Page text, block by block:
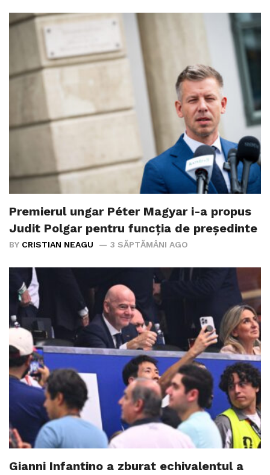
Premierul ungar Péter Magyar i-a propus
Judit Polgar pentru funcția de președinte
BY CRISTIAN NEAGU 3 SĂPTĂMÂNI AGO
Gianni Infantino a zburat echivalentul a